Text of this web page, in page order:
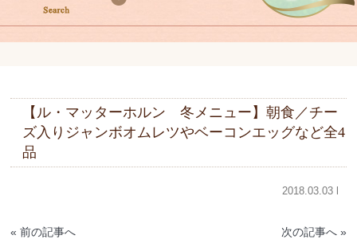
【ル・マッターホルン 冬メニュー】朝食／チー
ズ入りジャンボオムレツやベーコンエッグなど全4
品
2018.03.03 l
« 前の記事へ 次の記事へ »